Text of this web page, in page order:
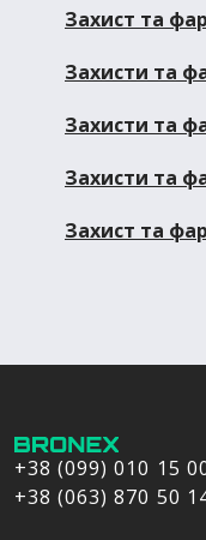
Захист та
Захисти та
Захисти та
Захисти та
Захист та
+38 (099) 010 15
+38 (063) 870 50